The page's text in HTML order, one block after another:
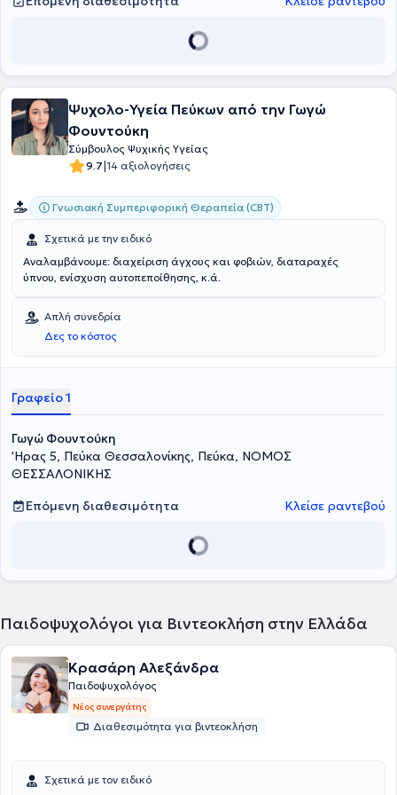
Ψυχολο-Υγεία Πεύκων από την Γωγώ
Φουντούκη
Σύμβουλος Ψυχικής Υγείας
9.7|14 αξιολογήσεις
Γνωσιακή Συμπεριφορική Θεραπεία (CBT)
Σχετικά με την ειδικό
Αναλαμβάνουμε: διαχείριση άγχους και φοβιών, διαταραχές
ύπνου, ενίσχυση αυτοπεποίθησης, κ.ά.
Απλή συνεδρία
Δες το κόστος
Γραφείο 1
Γωγώ Φουντούκη
'Ηρας 5, Πεύκα Θεσσαλονίκης, Πεύκα, ΝΟΜΟΣ
ΘΕΣΣΑΛΟΝΙΚΗΣ
Επόμενη διαθεσιμότητα
Κλείσε ραντεβού
Παιδοψυχολόγοι για Βιντεοκλήση στην Ελλάδα
Κρασάρη Αλεξάνδρα
Παιδοψυχολόγος
Νέος συνεργάτης
Διαθεσιμότητα για βιντεοκλήση
Σχετικά με τον ειδικό